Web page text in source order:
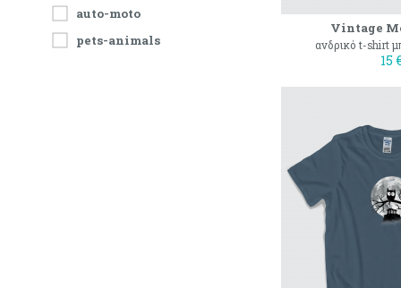
auto-moto
pets-animals
Vintage
ανδρικό t-shirt
15 €